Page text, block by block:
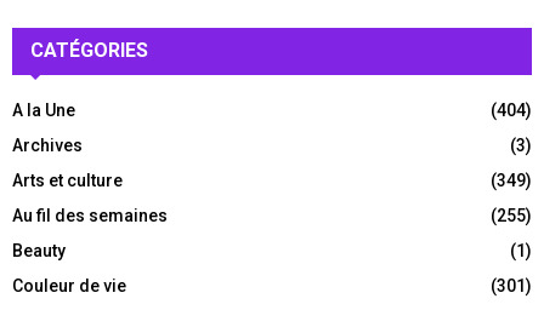
CATÉGORIES
A la Une
(404)
Archives
(3)
Arts et culture
(349)
Au fil des semaines
(255)
Beauty
(1)
Couleur de vie
(301)